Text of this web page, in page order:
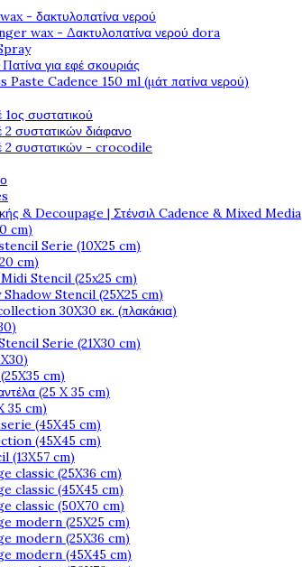
- δακτυλοπατίνα νερού
wax - Δακτυλοπατίνα νερού dora
για εφέ σκουριάς
Paste Cadence 150 ml (μάτ πατίνα νερού)
1ος συστατικού
2 συστατικών διάφανο
2 συστατικών - crocodile
& Decoupage | Στένσιλ Cadence & Mixed Media
cm)
Serie (10X25 cm)
cm)
Stencil (25x25 cm)
Stencil (25X25 cm)
30X30 εκ. (πλακάκια)
Serie (21X30 cm)
cm)
(25 X 35 cm)
35 cm)
(45X45 cm)
(45X45 cm)
(13X57 cm)
classic (25X36 cm)
classic (45X45 cm)
classic (50X70 cm)
modern (25X25 cm)
modern (25X36 cm)
modern (45X45 cm)